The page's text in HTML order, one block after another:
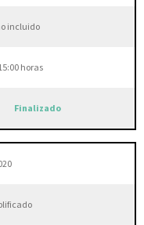
incluido
horas
Finalizado